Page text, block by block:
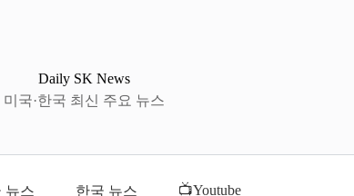
Daily SK News
미국·한국 최신 주요 뉴스
뉴스 한국 뉴스 📺Youtube